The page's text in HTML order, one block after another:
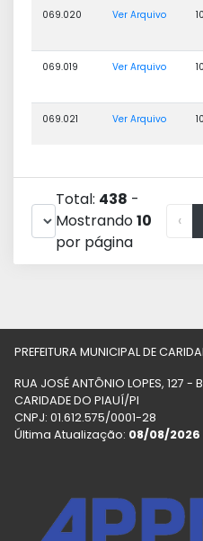
069.020 Ver Arquivo
069.019 Ver Arquivo
069.021 Ver Arquivo
Total: 438 -
Mostrando10
por página
‹
PREFEITURA MUNICIPAL DE
RUA JOSÉ ANTÔNIO LOPES, 127
CARIDADE DO PIAUÍ/PI
CNPJ: 01.612.575/0001-28
Última Atualização: 08/08/2026